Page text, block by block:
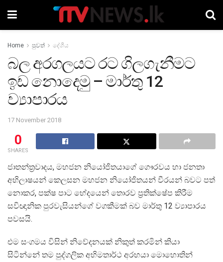
Home පුවත් දේශීය
බල අරගලයට රට ගිලගැනීමට
ඉඩ නොදෙමු – මාර්තු 12
ව්‍යාපාරය
17 November 2018
0
SHARES
ජාතන්ත‍්‍රවාදය, මහජන නියෝජිතයාගේ ගෞරවය හා ජනතා
අභිලාෂයන් කෙලසන මහජන නියෝජිතයන් වීරයන් බවට පත්
නොකර, පක්ෂ පාට භේදයෙන් තොරව ප‍්‍රතික්ෂේප කිරීම
සවිඥානික පුරවැසියන්ගේ වගකීමක් බව මාර්තු 12 ව්‍යාපාරය
පවසයි.
එම සංගමය විසින් නිවේදනයක් නිකුත් කරමින් කියා
සිටින්නේ තම පුද්ගලික අභිමතාර්ථ අරභයා මොහොතින්